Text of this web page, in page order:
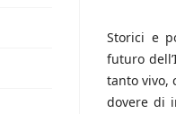
Storici e
futuro
tanto vivo,
dovere di